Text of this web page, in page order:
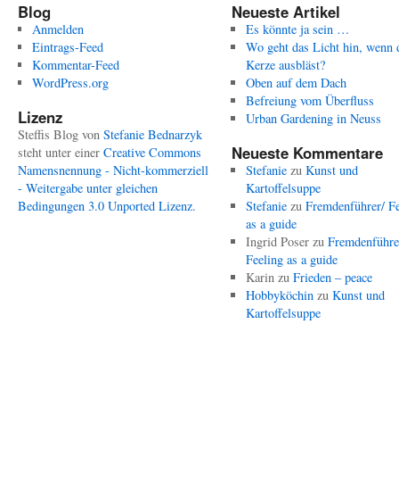
Blog
Anmelden
Eintrags-Feed
Kommentar-Feed
WordPress.org
Lizenz
Steffis Blog von Stefanie Bednarzyk
steht unter einer Creative Commons
Namensnennung - Nicht-kommerziell
- Weitergabe unter gleichen
Bedingungen 3.0 Unported Lizenz.
Neueste Artikel
Es könnte ja sein …
Wo geht das Licht hin, wenn
Kerze ausbläst?
Oben auf dem Dach
Befreiung vom Überfluss
Urban Gardening in Neuss
Neueste Kommentare
Stefaniezu Kunst und
Kartoffelsuppe
Stefaniezu Fremdenführer/
as a guide
Ingrid Poserzu
Feeling as a guide
Karinzu Frieden – peace
Hobbyköchinzu Kunst und
Kartoffelsuppe